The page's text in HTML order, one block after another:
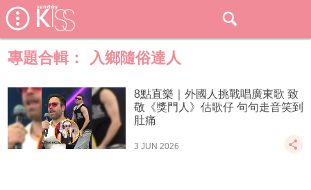
專題合輯： 入鄉隨俗達人
8點直樂｜外國人挑戰唱廣東歌 致
敬《獎門人》估歌仔 句句走音笑到
肚痛
3 JUN 2026